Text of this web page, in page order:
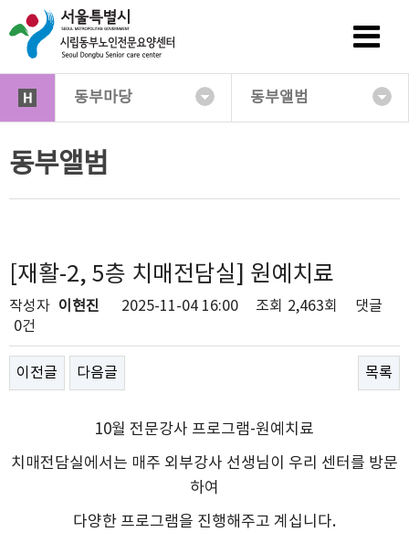
동부마당 동부앨범
동부앨범
[재활-2, 5층 치매전담실] 원예치료
작성자 이현진 2025-11-04 16:00 조회 2,463회
댓글
0건
이전글 다음글 목록
10월 전문강사 프로그램-원예치료
치매전담실에서는 매주 외부강사 선생님이 우리 센터를 방문
하여
다양한 프로그램을 진행해주고 계십니다.